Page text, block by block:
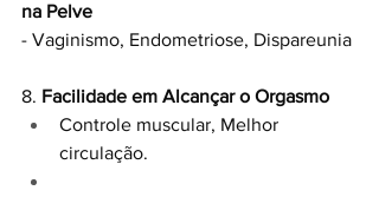
na Pelve
- Vaginismo, Endometriose, Dispareunia
8. Facilidade em Alcançar o Orgasmo
Controle muscular, Melhor
circulação.